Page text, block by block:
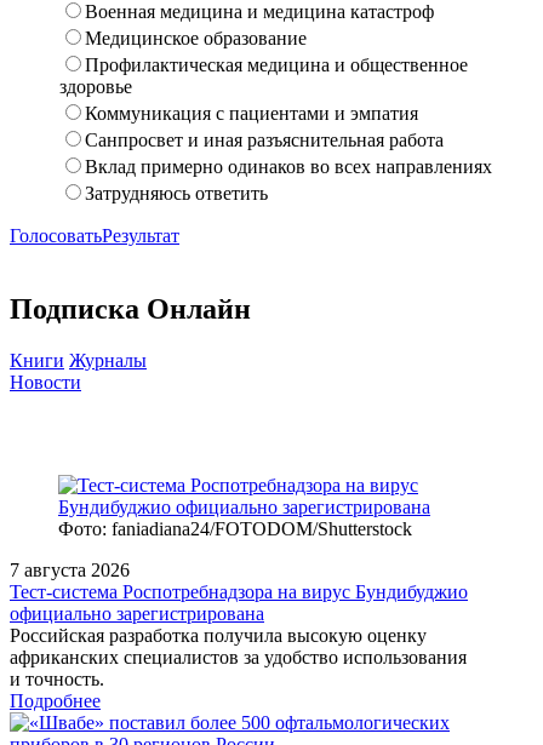
Военная медицина и медицина катастроф
Медицинское образование
Профилактическая медицина и общественное
здоровье
Коммуникация с пациентами и эмпатия
Санпросвет и иная разъяснительная работа
Вклад примерно одинаков во всех направлениях
Затрудняюсь ответить
ГолосоватьРезультат
Подписка Онлайн
Книги Журналы
Новости
Фото: faniadiana24/FOTODOM/Shutterstock
7 августа 2026
Тест‑система Роспотребнадзора на вирус Бундибуджио
официально зарегистрирована
Российская разработка получила высокую оценку
африканских специалистов за удобство использования
и точность.
Подробнее